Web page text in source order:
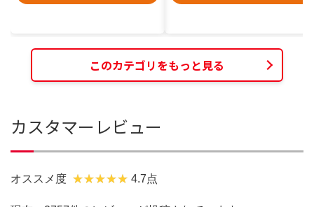
このカテゴリをもっと見る
カスタマーレビュー
オススメ度 4.7点